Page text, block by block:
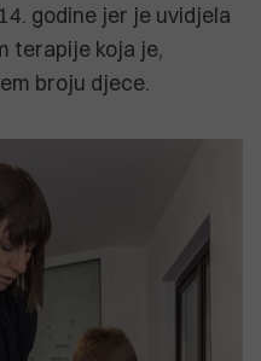
godine jer je uvidjela
terapije koja je,
broju djece.